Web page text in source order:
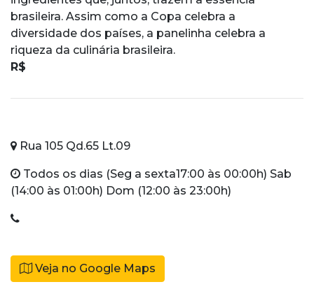
brasileira. Assim como a Copa celebra a
diversidade dos países, a panelinha celebra a
riqueza da culinária brasileira.
R$
Rua 105 Qd.65 Lt.09
Todos os dias (Seg a sexta17:00 às 00:00h) Sab
(14:00 às 01:00h) Dom (12:00 às 23:00h)
Veja no Google Maps